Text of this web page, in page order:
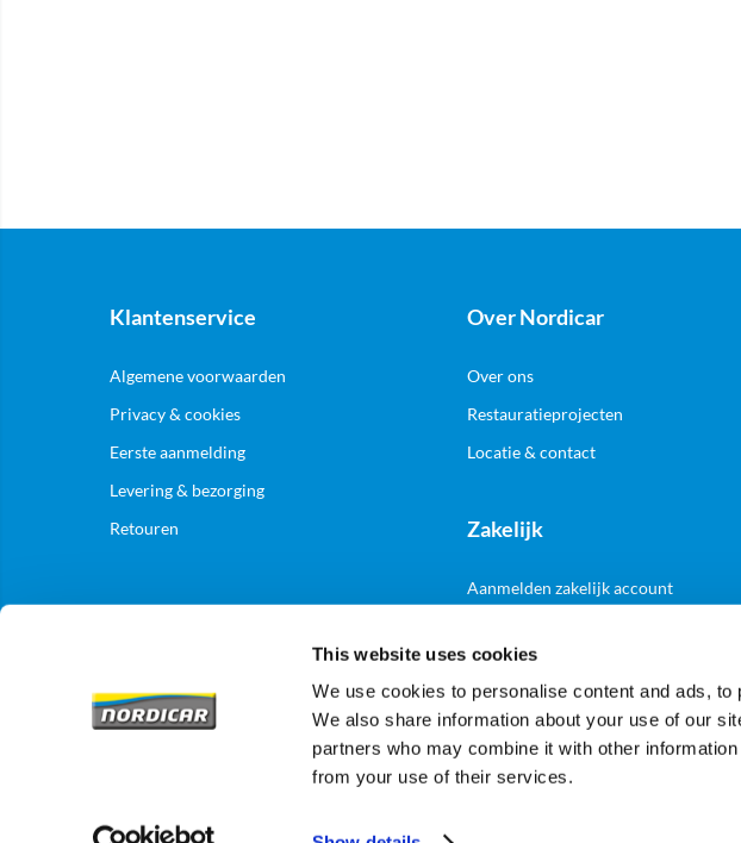
This website uses cookies
We use cookies to personalise content and ads,
We also share information about your use of our
partners who may combine it with other
from your use of their services.
Klantenservice
Algemene voorwaarden
Privacy & cookies
Eerste aanmelding
Levering & bezorging
Retouren
Over Nordicar
Over ons
Restauratieprojecten
Locatie & contact
Zakelijk
Aanmelden zakelijk account
Veilig en